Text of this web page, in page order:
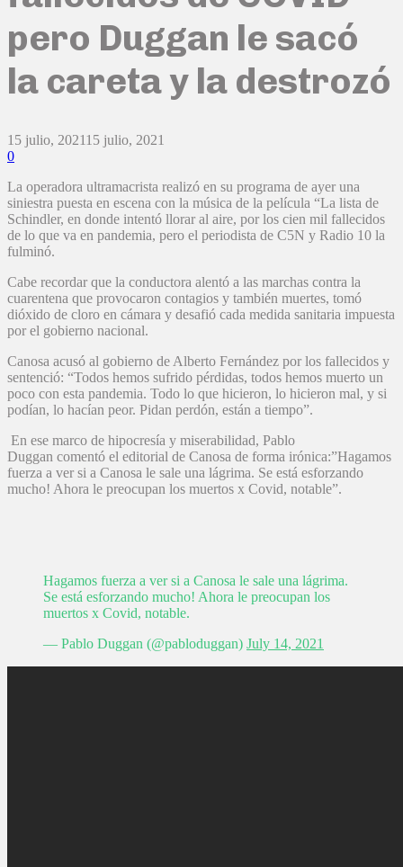
pero Duggan le sacó
la careta y la destrozó
15 julio, 202115 julio, 2021
0
La operadora ultramacrista realizó en su programa de ayer una
siniestra puesta en escena con la música de la película “La lista de
Schindler, en donde intentó llorar al aire, por los cien mil fallecidos
de lo que va en pandemia, pero el periodista de C5N y Radio 10 la
fulminó.
Cabe recordar que la conductora alentó a las marchas contra la
cuarentena que provocaron contagios y también muertes, tomó
dióxido de cloro en cámara y desafió cada medida sanitaria impuesta
por el gobierno nacional.
Canosa acusó al gobierno de Alberto Fernández por los fallecidos y
sentenció: “Todos hemos sufrido pérdidas, todos hemos muerto un
poco con esta pandemia. Todo lo que hicieron, lo hicieron mal, y si
podían, lo hacían peor. Pidan perdón, están a tiempo”.
En ese marco de hipocresía y miserabilidad, Pablo
Duggan comentó el editorial de Canosa de forma irónica:”Hagamos
fuerza a ver si a Canosa le sale una lágrima. Se está esforzando
mucho! Ahora le preocupan los muertos x Covid, notable”.
Hagamos fuerza a ver si a Canosa le sale una lágrima.
Se está esforzando mucho! Ahora le preocupan los
muertos x Covid, notable.
— Pablo Duggan (@pabloduggan) July 14, 2021